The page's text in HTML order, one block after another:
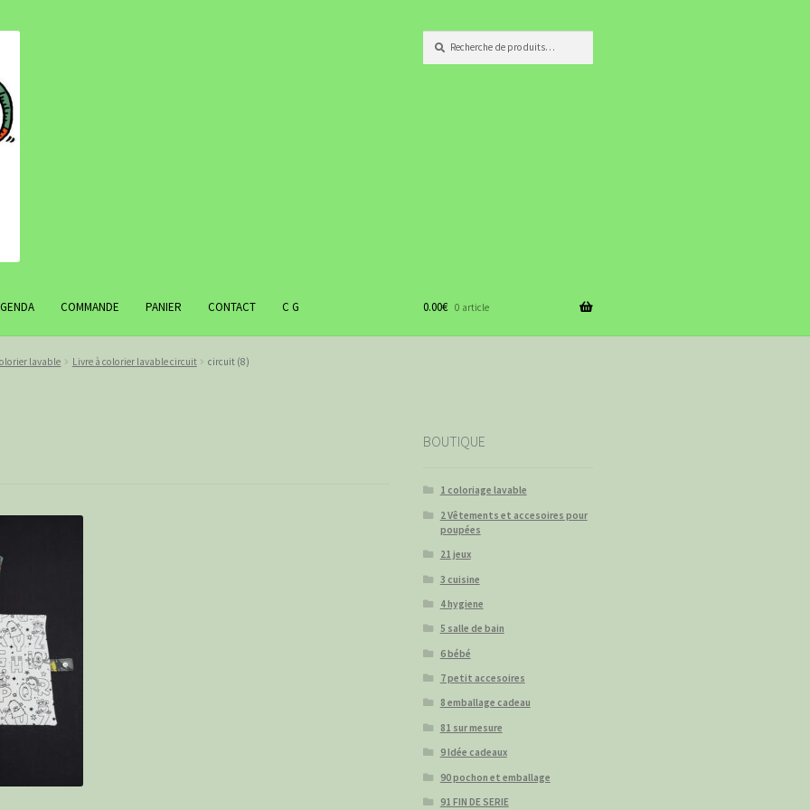
pour :
COMMANDE PANIER CONTACT C G 0.00€ 0 article
lavable Livre à colorier lavable circuit circuit (8)
BOUTIQUE
1 coloriage lavable
2 Vêtements et accesoires pour
poupées
21 jeux
3 cuisine
4 hygiene
5 salle de bain
6 bébé
7 petit accesoires
8 emballage cadeau
81 sur mesure
9 Idée cadeaux
90 pochon et emballage
91 FIN DE SERIE